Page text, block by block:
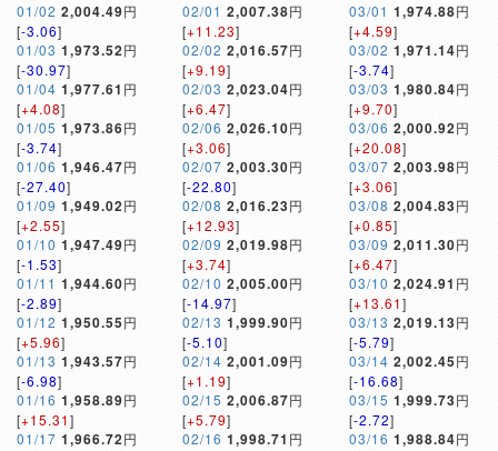
01/02 2,004.49円
[-3.06]
01/03 1,973.52円
[-30.97]
01/04 1,977.61 円
[+4.08]
01/05 1,973.86円
[-3.74]
01/06 1,946.47円
[-27.40]
01/09 1,949.02円
[+2.55]
01/10 1,947.49円
[-1.53]
01/11 1,944.60円
[-2.89]
01/12 1,950.55円
[+5.96]
01/13 1,943.57円
[-6.98]
01/16 1,958.89円
[+15.31]
01/17 1,966.72円
02/01 2,007.38円
[+11.23]
02/02 2,016.57円
[+9.19]
02/03 2,023.04円
[+6.47]
02/06 2,026.10円
[+3.06]
02/07 2,003.30円
[-22.80]
02/08 2,016.23円
[+12.93]
02/09 2,019.98円
[+3.74]
02/10 2,005.00円
[-14.97]
02/13 1,999.90円
[-5.10]
02/14 2,001.09円
[+1.19]
02/15 2,006.87円
[+5.79]
02/16 1,998.71 円
03/01 1,974.88円
[+4.59]
03/02 1,971.14円
[-3.74]
03/03 1,980.84円
[+9.70]
03/06 2,000.92円
[+20.08]
03/07 2,003.98円
[+3.06]
03/08 2,004.83円
[+0.85]
03/09 2,011.30円
[+6.47]
03/10 2,024.91 円
[+13.61]
03/13 2,019.13円
[-5.79]
03/14 2,002.45円
[-16.68]
03/15 1,999.73円
[-2.72]
03/16 1,988.84円